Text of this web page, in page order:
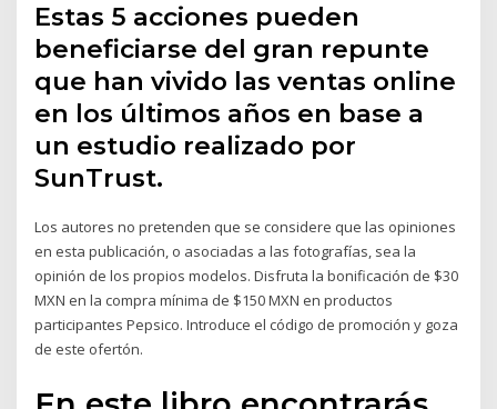
Estas 5 acciones pueden
beneficiarse del gran repunte
que han vivido las ventas online
en los últimos años en base a
un estudio realizado por
SunTrust.
Los autores no pretenden que se considere que las opiniones
en esta publicación, o asociadas a las fotografías, sea la
opinión de los propios modelos. Disfruta la bonificación de $30
MXN en la compra mínima de $150 MXN en productos
participantes Pepsico. Introduce el código de promoción y goza
de este ofertón.